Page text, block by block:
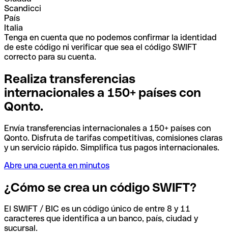
Scandicci
País
Italia
Tenga en cuenta que no podemos confirmar la identidad
de este código ni verificar que sea el código SWIFT
correcto para su cuenta.
Realiza transferencias
internacionales a 150+ países con
Qonto.
Envía transferencias internacionales a 150+ países con
Qonto. Disfruta de tarifas competitivas, comisiones claras
y un servicio rápido. Simplifica tus pagos internacionales.
Abre una cuenta en minutos
¿Cómo se crea un código SWIFT?
El SWIFT / BIC es un código único de entre 8 y 11
caracteres que identifica a un banco, país, ciudad y
sucursal.